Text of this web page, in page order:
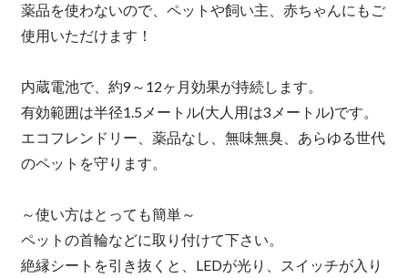
薬品を使わないので、ペットや飼い主、赤ちゃんにもご
使用いただけます！
内蔵電池で、約9～12ヶ月効果が持続します。
有効範囲は半径1.5メートル(大人用は3メートル)です。
エコフレンドリー、薬品なし、無味無臭、あらゆる世代
のペットを守ります。
～使い方はとっても簡単～
ペットの首輪などに取り付けて下さい。
絶縁シートを引き抜くと、LEDが光り、スイッチが入り